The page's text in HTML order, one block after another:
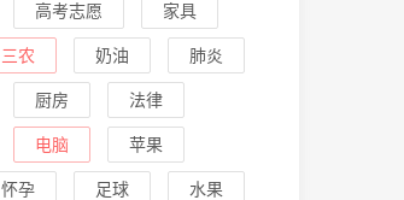
高考志愿 家具
三农 奶油 肺炎
厨房 法律
电脑 苹果
怀孕 足球 水果